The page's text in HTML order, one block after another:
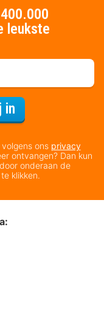
leukste
in
ons privacy
ontvangen? Dan kun
onderaan de
klikken.